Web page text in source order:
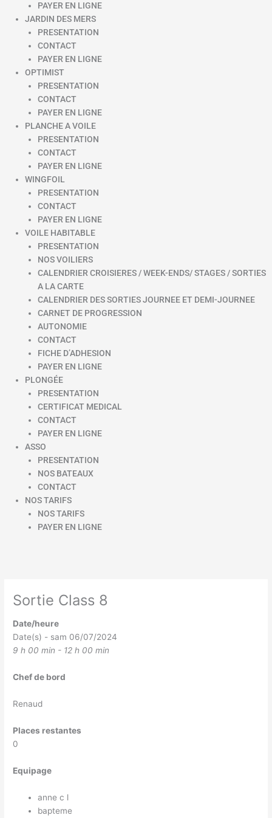
PAYER EN LIGNE
JARDIN DES MERS
PRESENTATION
CONTACT
PAYER EN LIGNE
OPTIMIST
PRESENTATION
CONTACT
PAYER EN LIGNE
PLANCHE A VOILE
PRESENTATION
CONTACT
PAYER EN LIGNE
WINGFOIL
PRESENTATION
CONTACT
PAYER EN LIGNE
VOILE HABITABLE
PRESENTATION
NOS VOILIERS
CALENDRIER CROISIERES / WEEK-ENDS/ STAGES / SORTIES
A LA CARTE
CALENDRIER DES SORTIES JOURNEE ET DEMI-JOURNEE
CARNET DE PROGRESSION
AUTONOMIE
CONTACT
FICHE D’ADHESION
PAYER EN LIGNE
PLONGÉE
PRESENTATION
CERTIFICAT MEDICAL
CONTACT
PAYER EN LIGNE
ASSO
PRESENTATION
NOS BATEAUX
CONTACT
NOS TARIFS
NOS TARIFS
PAYER EN LIGNE
Sortie Class 8
Date/heure
Date(s) - sam 06/07/2024
9 h 00 min - 12 h 00 min
Chef de bord
Renaud
Places restantes
0
Equipage
anne c l
bapteme